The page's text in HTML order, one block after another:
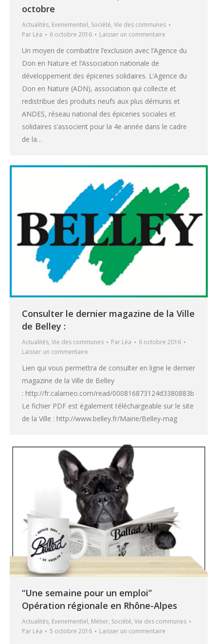
octobre
Actualités, Evenementiel, Société, Vie des communes
Par Léa 6 octobre 2016 Laisser un commentaire
Un moyen de combattre l’exclusion avec l’Agence du
Don en Nature et l’Association nationale de
développement des épiceries solidaires. L’Agence du
Don en Nature (ADN), association qui collecte et
redistribue des produits neufs aux plus démunis et
ANDES, réseau national des épiceries sociales et
solidaires s’associent pour la 4e année dans le cadre
de la…
Consulter le dernier magazine de la Ville
de Belley :
Actualités, Vie des communes Par Léa
6 octobre 2016
Laisser un commentaire
Lien qui vous permettra de consulter en ligne le dernier
magazine de la Ville de Belley
: http://fr.calameo.com/read/000816873124d3380883b
Le fichier PDF est également téléchargeable sur le site
de la Ville : http://www.belley.fr/Mairie/Belley-mag
“Une semaine pour un emploi”
Opération régionale en Rhône-Alpes
Actualités, Evenementiel, Métier, Société, Vie des communes
Par Léa 5 octobre 2016 Laisser un commentaire